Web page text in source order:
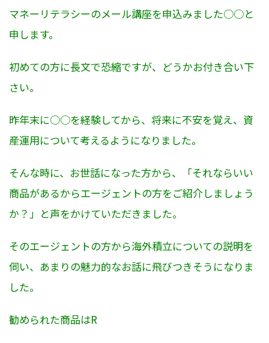
マネーリテラシーのメール講座を申込みました○○と
申します。
初めての方に長文で恐縮ですが、どうかお付き合い下
さい。
昨年末に○○を経験してから、将来に不安を覚え、資
産運用について考えるようになりました。
そんな時に、お世話になった方から、「それならいい
商品があるからエージェントの方をご紹介しましょう
か？」と声をかけていただきました。
そのエージェントの方から海外積立についての説明を
伺い、あまりの魅力的なお話に飛びつきそうになりま
した。
勧められた商品はR